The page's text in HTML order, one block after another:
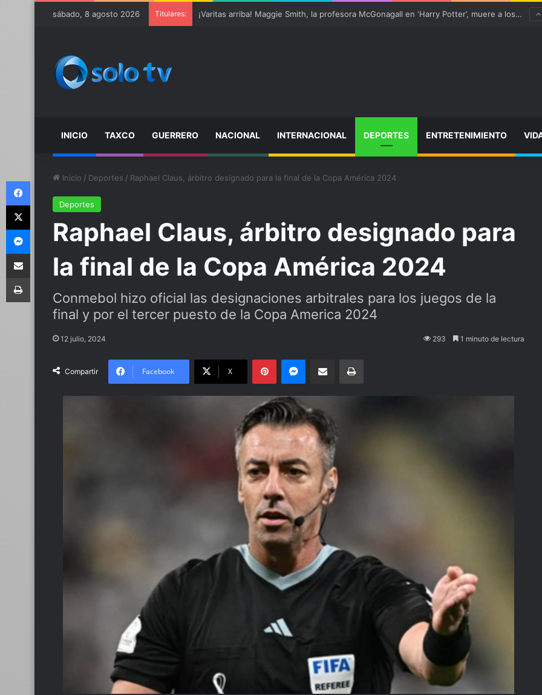
sábado, 8 agosto 2026 Titulares: Ter Stegen operado “satisfactoriamente” de una rotura completa del tendón rotuliano
INICIO TAXCO GUERRERO NACIONAL INTERNACIONAL DEPORTES ENTRETENIMIENTO
Inicio / Deportes / Raphael Claus, árbitro designado para la final de la Copa América 2024
Deportes
Raphael Claus, árbitro designado para
la final de la Copa América 2024
Conmebol hizo oficial las designaciones arbitrales para los juegos de la
final y por el tercer puesto de la Copa America 2024
12 julio, 2024 293 1 minuto de lectura
Compartir Facebook X
PinterestMessenger
Compartir por email Imprimir
Facebook
X
Messenger
Compartir por email
Imprimir